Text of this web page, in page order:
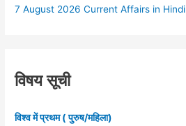
7 August 2026 Current Affairs in Hindi
विषय सूची
विश्व में प्रथम ( पुरुष/महिला)